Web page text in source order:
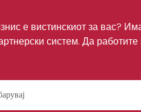
е вистинскиот за вас?
систем. Да